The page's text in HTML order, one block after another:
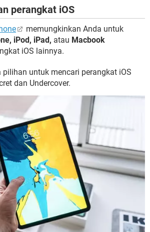
perangkat iOS
memungkinkan Anda untuk
iPod, iPad, atau Macbook
iOS lainnya.
pilihan untuk mencari perangkat iOS
dan Undercover.